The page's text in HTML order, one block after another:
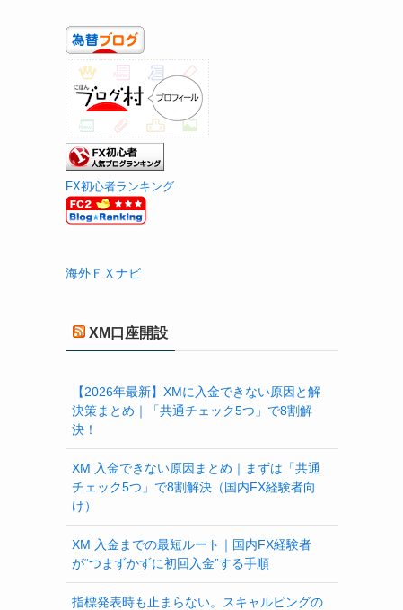
FX初心者ランキング
海外ＦＸナビ
XM口座開設
【2026年最新】XMに入金できない原因と解
決策まとめ｜「共通チェック5つ」で8割解
決！
XM 入金できない原因まとめ｜まずは「共通
チェック5つ」で8割解決（国内FX経験者向
け）
XM 入金までの最短ルート｜国内FX経験者
が“つまずかずに初回入金”する手順
指標発表時も止まらない。スキャルピングの